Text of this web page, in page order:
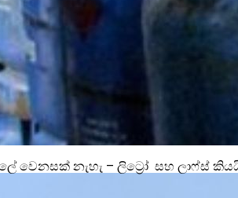
වෙනසක් නැහැ – ලිට්‍රෝ සහ ලාෆ්ස්